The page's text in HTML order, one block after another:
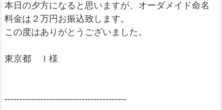
本日の夕方になると思いますが、オーダメイド命名
料金は２万円お振込致します。
この度はありがとうございました。
東京都 Ｉ様
-----------------------------------------